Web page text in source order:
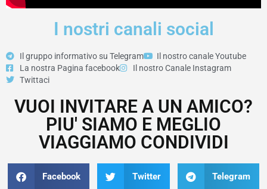
I nostri canali social
Il gruppo informativo su Telegram
Il nostro canale Youtube
La nostra Pagina facebook
Il nostro Canale Instagram
Twittaci
VUOI INVITARE A UN AMICO?
PIU' SIAMO E MEGLIO
VIAGGIAMO CONDIVIDI
Facebook Twitter Telegram